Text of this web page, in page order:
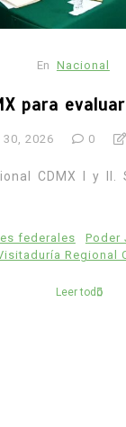
En Nacional
para
2026 0
CDMX I y
federales Poder
Regional
Leer todo
hallado
en estado